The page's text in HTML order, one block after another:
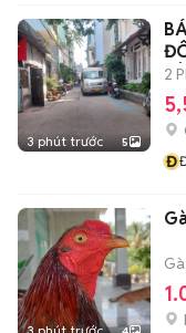
3 phút trước 5
2
Đ